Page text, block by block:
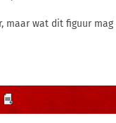
maar wat dit figuur